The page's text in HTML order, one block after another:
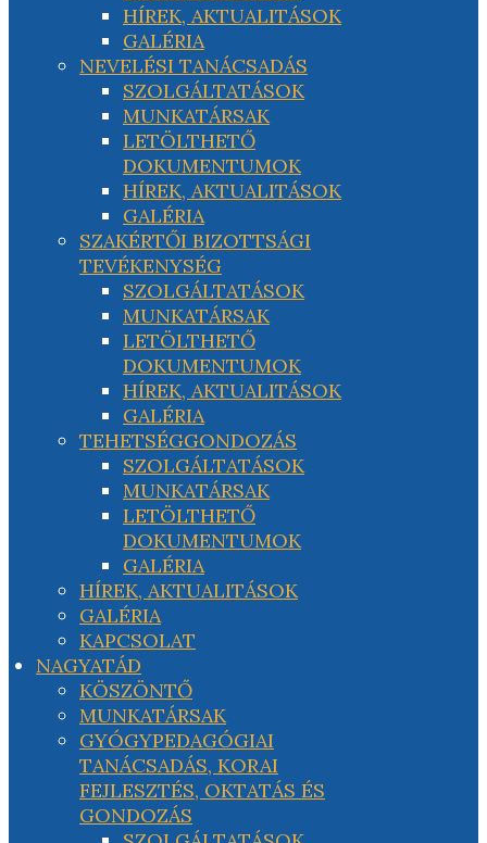
HÍREK, AKTUALITÁSOK
GALÉRIA
NEVELÉSI TANÁCSADÁS
SZOLGÁLTATÁSOK
MUNKATÁRSAK
LETÖLTHETŐ
DOKUMENTUMOK
HÍREK, AKTUALITÁSOK
GALÉRIA
SZAKÉRTŐI BIZOTTSÁGI
TEVÉKENYSÉG
SZOLGÁLTATÁSOK
MUNKATÁRSAK
LETÖLTHETŐ
DOKUMENTUMOK
HÍREK, AKTUALITÁSOK
GALÉRIA
TEHETSÉGGONDOZÁS
SZOLGÁLTATÁSOK
MUNKATÁRSAK
LETÖLTHETŐ
DOKUMENTUMOK
GALÉRIA
HÍREK, AKTUALITÁSOK
GALÉRIA
KAPCSOLAT
NAGYATÁD
KÖSZÖNTŐ
MUNKATÁRSAK
GYÓGYPEDAGÓGIAI
TANÁCSADÁS, KORAI
FEJLESZTÉS, OKTATÁS ÉS
GONDOZÁS